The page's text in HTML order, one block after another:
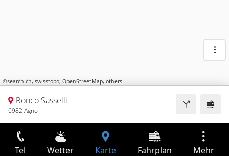
©search.ch, swisstopo, OpenStreetMap, others
Ronco Sasselli
6982 Agno
Tel Wetter Karte Fahrplan Mehr